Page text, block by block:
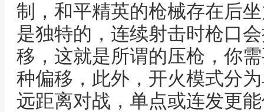
制，和平精英的枪械存在后
是独特的，连续射击时枪口
移，这就是所谓的压枪，你
种偏移，此外，开火模式分
远距离对战，单点或连发更